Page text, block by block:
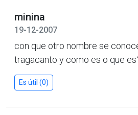
minina
19-12-2007
con que otro nombre se
tragacanto y como es o que
Es útil (0)